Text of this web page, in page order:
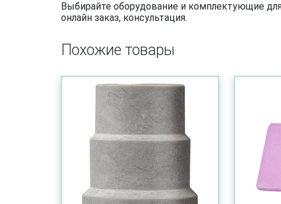
Выбирайте оборудование и комплектующие
онлайн заказ, консультация.
Похожие товары